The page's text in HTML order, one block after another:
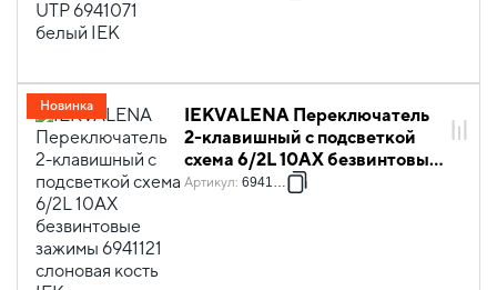
IEKVALENA Переключатель
2-клавишный с подсветкой
схема 6/2L 10АХ безвинтовые
зажимы 6941121 слоновая
Артикул: 6941121
Новинка